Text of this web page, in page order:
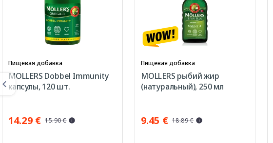
Пищевая добавка
MOLLERS Dobbel Immunity
капсулы, 120 шт.
14.29 € 15.90 €
Пищевая добавка
MOLLERS рыбий жир
(натуральный), 250 мл
9.45 € 18.89 €